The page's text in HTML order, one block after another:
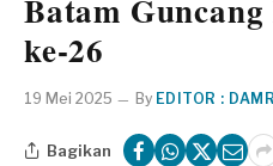
Batam
ke-26
19 Mei 2025 By EDITOR : DAMRI
Bagikan